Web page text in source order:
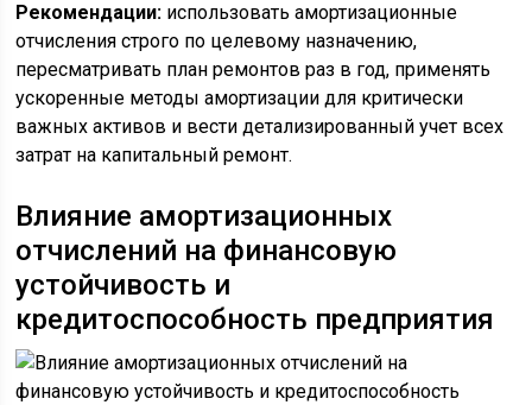
Рекомендации: использовать амортизационные
отчисления строго по целевому назначению,
пересматривать план ремонтов раз в год, применять
ускоренные методы амортизации для критически
важных активов и вести детализированный учет всех
затрат на капитальный ремонт.
Влияние амортизационных
отчислений на финансовую
устойчивость и
кредитоспособность предприятия